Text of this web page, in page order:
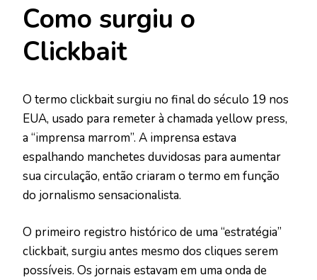
Como surgiu o
Clickbait
O termo clickbait surgiu no final do século 19 nos
EUA, usado para remeter à chamada yellow press,
a “imprensa marrom”. A imprensa estava
espalhando manchetes duvidosas para aumentar
sua circulação, então criaram o termo em função
do jornalismo sensacionalista.
O primeiro registro histórico de uma “estratégia”
clickbait, surgiu antes mesmo dos cliques serem
possíveis. Os jornais estavam em uma onda de